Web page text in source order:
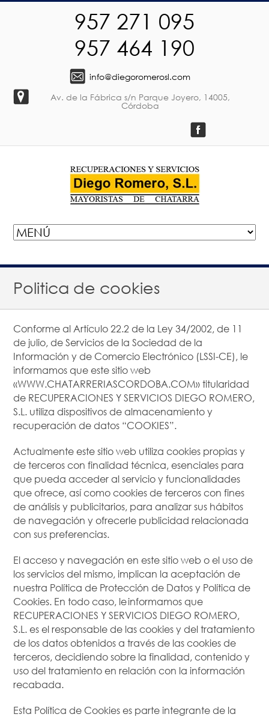
957 271 095
957 464 190
info@diegoromerosl.com
Av. de la Fábrica s/n Parque Joyero, 14005,
Córdoba
Politica de cookies
Conforme al Artículo 22.2 de la Ley 34/2002, de 11
de julio, de Servicios de la Sociedad de la
Información y de Comercio Electrónico (LSSI-CE), le
informamos que este sitio web
«WWW.CHATARRERIASCORDOBA.COM» titularidad
de RECUPERACIONES Y SERVICIOS DIEGO ROMERO,
S.L. utiliza dispositivos de almacenamiento y
recuperación de datos “COOKIES”.
Actualmente este sitio web utiliza cookies propias y
de terceros con finalidad técnica, esenciales para
que pueda acceder al servicio y funcionalidades
que ofrece, así como cookies de terceros con fines
de análisis y publicitarios, para analizar sus hábitos
de navegación y ofrecerle publicidad relacionada
con sus preferencias.
El acceso y navegación en este sitio web o el uso de
los servicios del mismo, implican la aceptación de
nuestra Política de Protección de Datos y Política de
Cookies. En todo caso, le informamos que
RECUPERACIONES Y SERVICIOS DIEGO ROMERO,
S.L. es el responsable de las cookies y del tratamiento
de los datos obtenidos a través de las cookies de
terceros, decidiendo sobre la finalidad, contenido y
uso del tratamiento en relación con la información
recabada.
Esta Política de Cookies es parte integrante de la